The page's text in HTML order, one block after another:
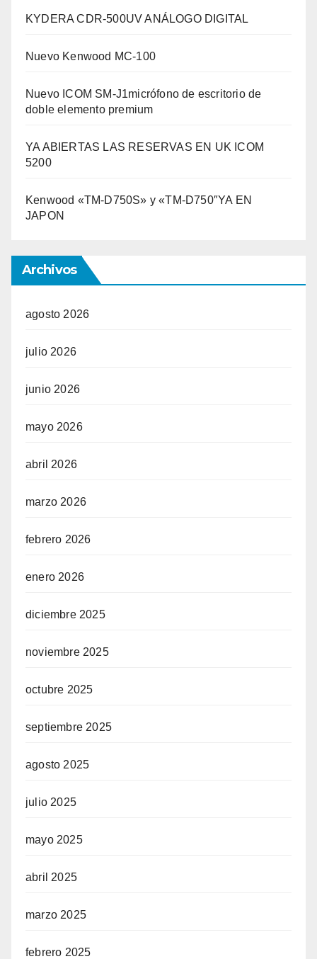
KYDERA CDR-500UV ANÁLOGO DIGITAL
Nuevo Kenwood MC-100
Nuevo ICOM SM-J1micrófono de escritorio de
doble elemento premium
YA ABIERTAS LAS RESERVAS EN UK ICOM
5200
Kenwood «TM-D750S» y «TM-D750″YA EN
JAPON
Archivos
agosto 2026
julio 2026
junio 2026
mayo 2026
abril 2026
marzo 2026
febrero 2026
enero 2026
diciembre 2025
noviembre 2025
octubre 2025
septiembre 2025
agosto 2025
julio 2025
mayo 2025
abril 2025
marzo 2025
febrero 2025